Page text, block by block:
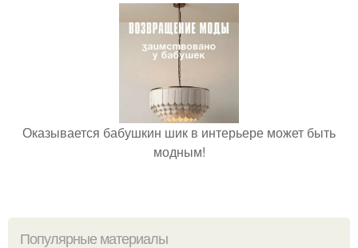
Оказывается бабушкин шик в интерьере может быть
модным!
Популярные материалы